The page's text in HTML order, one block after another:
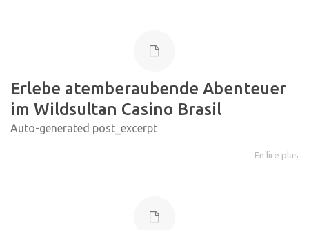
Erlebe atemberaubende Abenteuer
im Wildsultan Casino Brasil
Auto-generated post_excerpt
En lire plus